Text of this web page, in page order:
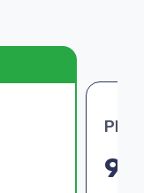
Plan